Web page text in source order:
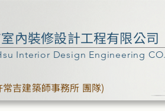
內裝修設計工程有限公司
Interior Design Engineering
吉建築師事務所 團隊)